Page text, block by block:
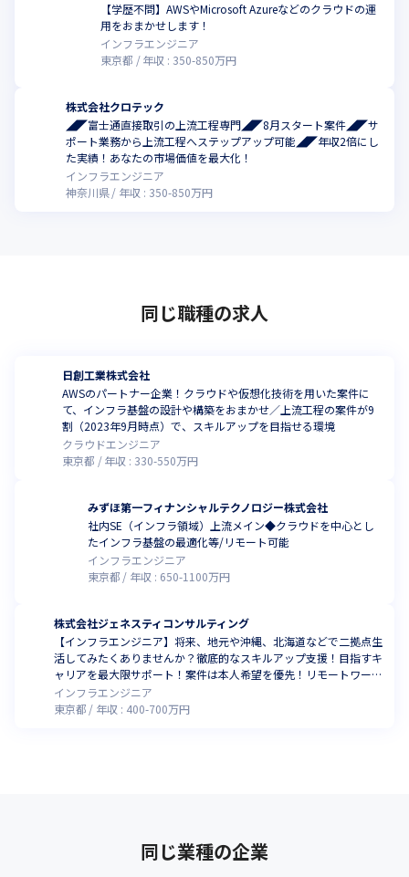
【学歴不問】AWSやMicrosoft Azureなどのクラウドの運
用をおまかせします！
インフラエンジニア
東京都
年収 : 350-850万円
株式会社クロテック
◢◤富士通直接取引の上流工程専門◢◤8月スタート案件◢◤サ
ポート業務から上流工程へステップアップ可能◢◤年収2倍にし
た実績！あなたの市場価値を最大化！
インフラエンジニア
神奈川県
年収 : 350-850万円
同じ職種の求人
日創工業株式会社
AWSのパートナー企業！クラウドや仮想化技術を用いた案件に
て、インフラ基盤の設計や構築をおまかせ／上流工程の案件が9
割（2023年9月時点）で、スキルアップを目指せる環境
クラウドエンジニア
東京都
年収 : 330-550万円
みずほ第一フィナンシャルテクノロジー株式会社
社内SE（インフラ領域）上流メイン◆クラウドを中心とし
たインフラ基盤の最適化等/リモート可能
インフラエンジニア
東京都
年収 : 650-1100万円
株式会社ジェネスティコンサルティング
【インフラエンジニア】将来、地元や沖縄、北海道などで二拠点生
活してみたくありませんか？徹底的なスキルアップ支援！目指すキ
ャリアを最大限サポート！案件は本人希望を優先！リモートワーク
OK！自社開発＆勉強カフェ始めました！
インフラエンジニア
東京都
年収 : 400-700万円
同じ業種の企業